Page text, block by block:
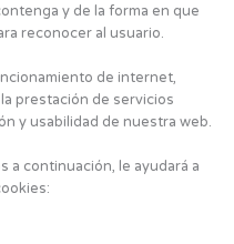
y de la forma en que
reconocer al usuario.
de internet,
prestación de servicios
y usabilidad de nuestra web.
a continuación, le ayudará a